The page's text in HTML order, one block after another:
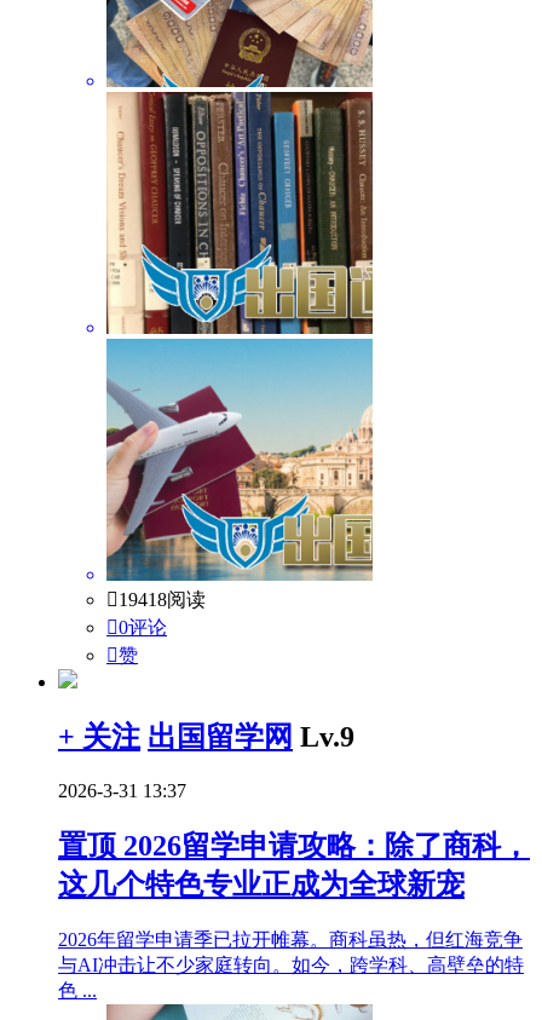
19418阅读
0评论
赞
+ 关注 出国留学网 Lv.9
2026-3-31 13:37
置顶 2026留学申请攻略：除了商科，
这几个特色专业正成为全球新宠
2026年留学申请季已拉开帷幕。商科虽热，但红海竞争
与AI冲击让不少家庭转向。如今，跨学科、高壁垒的特
色 ...